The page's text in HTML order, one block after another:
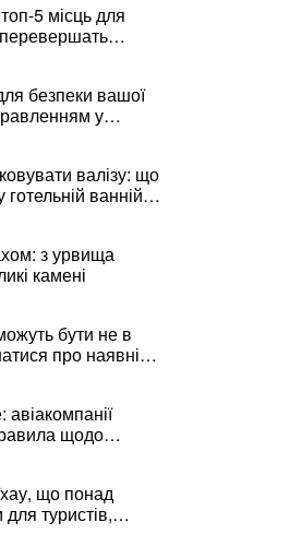
5 місць для
перевершать
безпеки вашої
у
валізу: що
ванній
мандрівниці
з урвища
камені
бути не в
про наявні
щодо
що понад
туристів,
відвідувачів